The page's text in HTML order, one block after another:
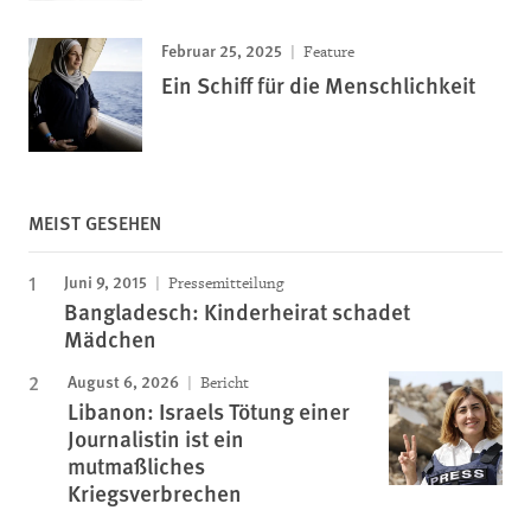
Februar 25, 2025 Feature
Ein Schiff für die Menschlichkeit
MEIST GESEHEN
Juni 9, 2015 Pressemitteilung
Bangladesch: Kinderheirat schadet
Mädchen
August 6, 2026 Bericht
Libanon: Israels Tötung einer
Journalistin ist ein
mutmaßliches
Kriegsverbrechen